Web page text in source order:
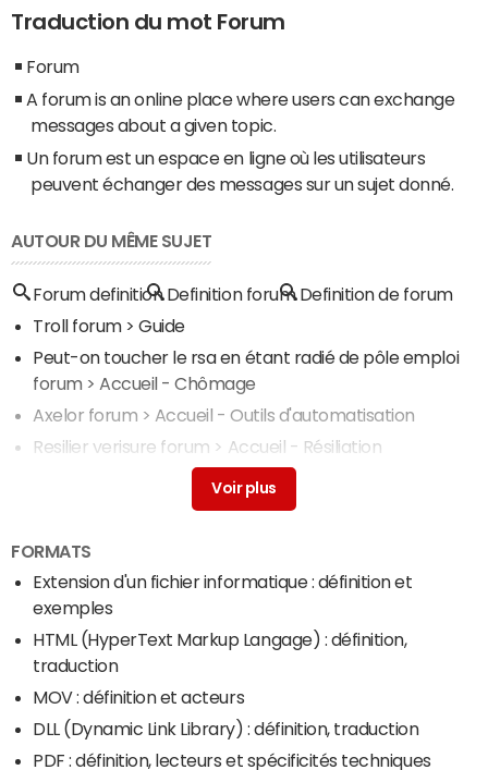
Traduction du mot Forum
Forum
A forum is an online place where users can exchange
messages about a given topic.
Un forum est un espace en ligne où les utilisateurs
peuvent échanger des messages sur un sujet donné.
AUTOUR DU MÊME SUJET
Forum definition Definition forum Definition de forum
Troll forum> Guide
Peut-on toucher le rsa en étant radié de pôle emploi
forum > Accueil - Chômage
Axelor forum > Accueil - Outils d'automatisation
Resilier verisure forum > Accueil - Résiliation
Contrôle arrêt maladie dépression forum
FORMATS
Extension d'un fichier informatique : définition et
exemples
HTML (HyperText Markup Langage) : définition,
traduction
MOV : définition et acteurs
DLL (Dynamic Link Library) : définition, traduction
PDF : définition, lecteurs et spécificités techniques